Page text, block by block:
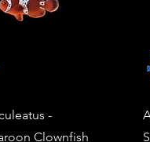
-
Clownfish